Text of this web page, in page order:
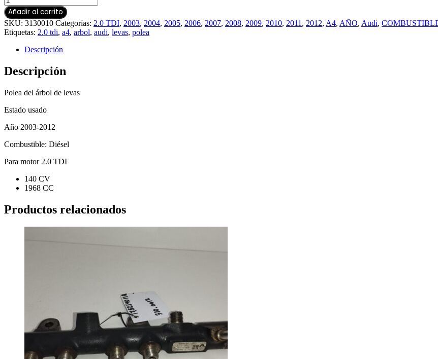
Añadir al carrito
SKU: 3130010 Categorías: 2.0 TDI, 2003, 2004, 2005, 2006, 2007, 2008, 2009, 2010, 2011 , 2012, A4, AÑO, Audi,
Etiquetas: 2.0 tdi, a4, arbol, audi, levas, polea
Descripción
Descripción
Polea del árbol de levas
Estado usado
Año 2003-2012
Combustible: Diésel
Para motor 2.0 TDI
140 CV
1968 CC
Productos relacionados